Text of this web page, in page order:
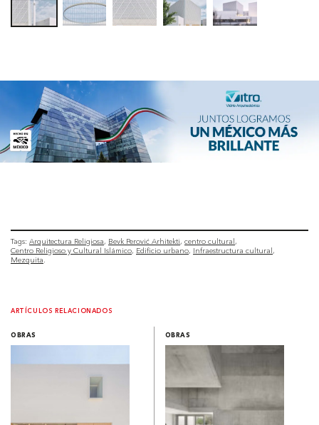
Tags: Arquitectura Religiosa Bevk Perović Arhitekti centro cultural
Centro Religioso y Cultural Islámico Edificio urbano Infraestructura cultural
Mezquita
ARTÍCULOS RELACIONADOS
OBRAS OBRAS